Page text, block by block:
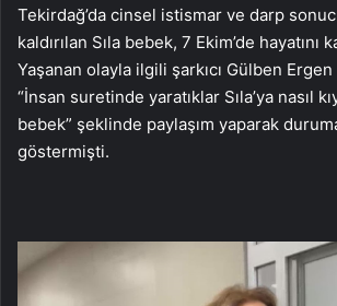
Tekirdağ’da cinsel istismar ve darp
kaldırılan Sıla bebek, 7 Ekim’de hayatını
Yaşanan olayla ilgili şarkıcı Gülben
“İnsan suretinde yaratıklar Sıla’ya nasıl
bebek” şeklinde paylaşım yaparak
göstermişti.